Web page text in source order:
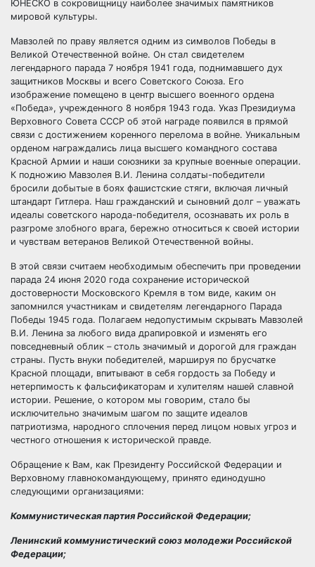
ЮНЕСКО в сокровищницу наиболее значимых памятников
мировой культуры.
Мавзолей по праву является одним из символов Победы в
Великой Отечественной войне. Он стал свидетелем
легендарного парада 7 ноября 1941 года, поднимавшего дух
защитников Москвы и всего Советского Союза. Его
изображение помещено в центр высшего военного ордена
«Победа», учрежденного 8 ноября 1943 года. Указ Президиума
Верховного Совета СССР об этой награде появился в прямой
связи с достижением коренного перелома в войне. Уникальным
орденом награждались лица высшего командного состава
Красной Армии и наши союзники за крупные военные операции.
К подножию Мавзолея В.И. Ленина солдаты-победители
бросили добытые в боях фашистские стяги, включая личный
штандарт Гитлера. Наш гражданский и сыновний долг – уважать
идеалы советского народа-победителя, осознавать их роль в
разгроме злобного врага, бережно относиться к своей истории
и чувствам ветеранов Великой Отечественной войны.
В этой связи считаем необходимым обеспечить при проведении
парада 24 июня 2020 года сохранение исторической
достоверности Московского Кремля в том виде, каким он
запомнился участникам и свидетелям легендарного Парада
Победы 1945 года. Полагаем недопустимым скрывать Мавзолей
В.И. Ленина за любого вида драпировкой и изменять его
повседневный облик – столь значимый и дорогой для граждан
страны. Пусть внуки победителей, маршируя по брусчатке
Красной площади, впитывают в себя гордость за Победу и
нетерпимость к фальсификаторам и хулителям нашей славной
истории. Решение, о котором мы говорим, стало бы
исключительно значимым шагом по защите идеалов
патриотизма, народного сплочения перед лицом новых угроз и
честного отношения к исторической правде.
Обращение к Вам, как Президенту Российской Федерации и
Верховному главнокомандующему, принято единодушно
следующими организациями:
Коммунистическая партия Российской Федерации;
Ленинский коммунистический союз молодежи Российской
Федерации;